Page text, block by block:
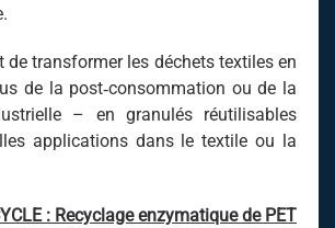
de transformer les déchets textiles en
de la post‑consommation ou de la
– en granulés réutilisables
applications dans le textile ou la
: Recyclage enzymatique de PET